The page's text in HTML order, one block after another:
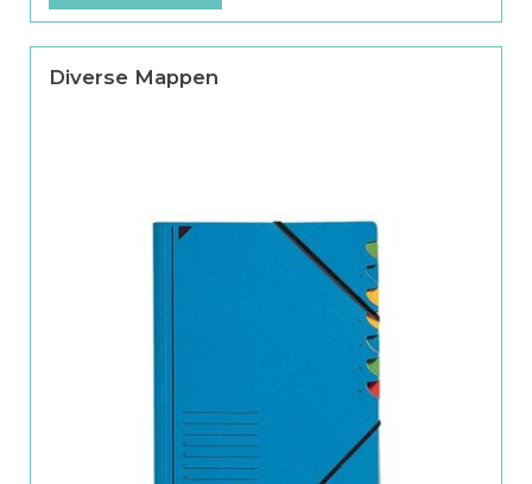
Diverse Mappen